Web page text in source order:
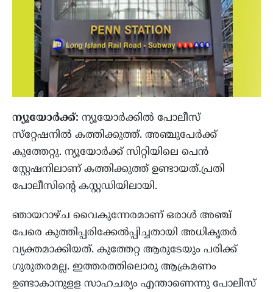
ന്യൂയോര്‍ക്ക്: ന്യൂയോര്‍ക്കില്‍ പോലീസ്
സ്‌റ്റേഷനില്‍ കത്തിക്കുത്ത്. അഞ്ചുപേര്‍ക്ക്
കുത്തേറ്റു. ന്യൂയോര്‍ക്ക് സിറ്റിയിലെ പെന്‍
സ്റ്റേഷനിലാണ് കത്തിക്കുത്ത് ഉണ്ടായത്.പ്രതി
പോലീസിന്റെ കസ്റ്റഡിയിലായി.
ഞായറാഴ്ച വൈകുന്നേരമാണ് ഒരാള്‍ അഞ്ച്
പേരെ കുത്തിപ്പരിക്കേല്‍പ്പിച്ചതായി അധികൃതര്‍
വ്യക്തമാക്കിയത്. കുത്തേറ്റ ആരുടേയും പരിക്ക്
ഗുരുതരമല്ല. ഇത്തരത്തിലൊരു ആക്രമണം
ഉണ്ടാകാനുളള സാഹചര്യം എന്താണെന്നു പോലീസ്